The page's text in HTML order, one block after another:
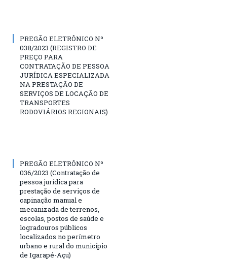
PREGÃO ELETRÔNICO Nº
038/2023 (REGISTRO DE
PREÇO PARA
CONTRATAÇÃO DE PESSOA
JURÍDICA ESPECIALIZADA
NA PRESTAÇÃO DE
SERVIÇOS DE LOCAÇÃO DE
TRANSPORTES
RODOVIÁRIOS REGIONAIS)
PREGÃO ELETRÔNICO Nº
036/2023 (Contratação de
pessoa jurídica para
prestação de serviços de
capinação manual e
mecanizada de terrenos,
escolas, postos de saúde e
logradouros públicos
localizados no perímetro
urbano e rural do município
de Igarapé-Açu)